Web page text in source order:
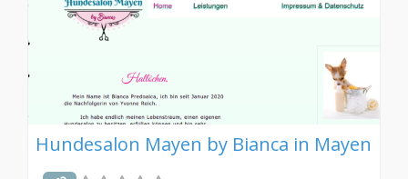
Hundesalon Mayen by Bianca in Mayen